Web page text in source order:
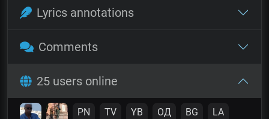
Lyrics annotations
Comments
25 users online
PN TV YB OД BG LA